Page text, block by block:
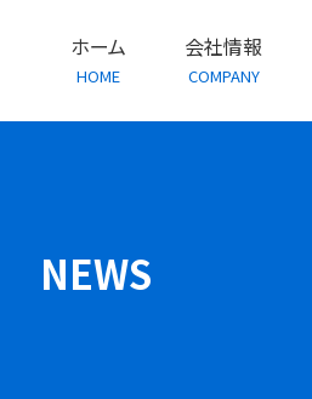
ホーム
HOME
会社情報
COMPANY
NEWS